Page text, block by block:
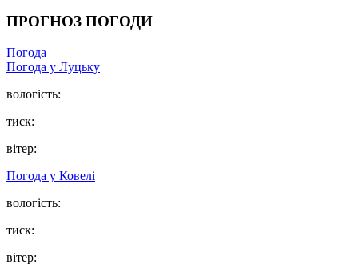
ПРОГНОЗ ПОГОДИ
Погода
Погода у Луцьку
вологість:
тиск:
вітер:
Погода у Ковелі
вологість:
тиск:
вітер: